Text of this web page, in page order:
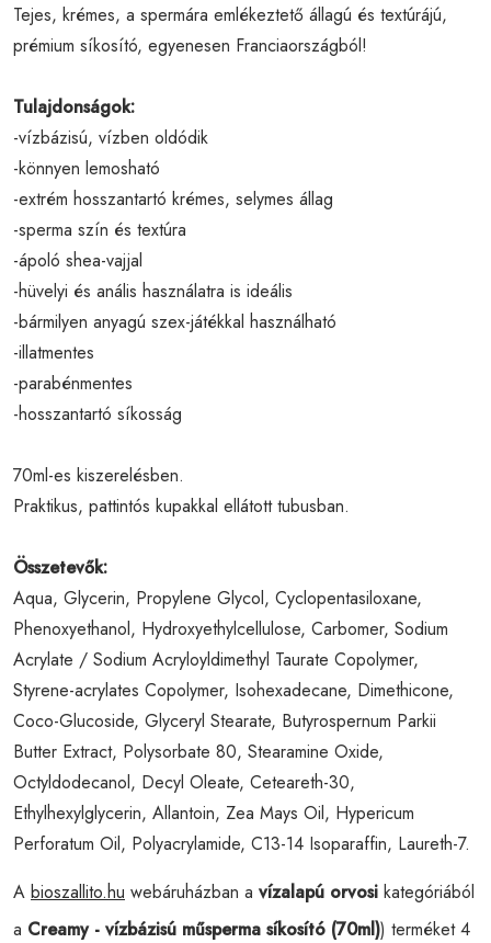
Tejes, krémes, a spermára emlékeztető állagú és textúrájú,
prémium síkosító, egyenesen Franciaországból!
Tulajdonságok:
-vízbázisú, vízben oldódik
-könnyen lemosható
-extrém hosszantartó krémes, selymes állag
-sperma szín és textúra
-ápoló shea-vajjal
-hüvelyi és anális használatra is ideális
-bármilyen anyagú szex-játékkal használható
-illatmentes
-parabénmentes
-hosszantartó síkosság
70ml-es kiszerelésben.
Praktikus, pattintós kupakkal ellátott tubusban.
Összetevők:
Aqua, Glycerin, Propylene Glycol, Cyclopentasiloxane,
Phenoxyethanol, Hydroxyethylcellulose, Carbomer, Sodium
Acrylate / Sodium Acryloyldimethyl Taurate Copolymer,
Styrene-acrylates Copolymer, Isohexadecane, Dimethicone,
Coco-Glucoside, Glyceryl Stearate, Butyrospernum Parkii
Butter Extract, Polysorbate 80, Stearamine Oxide,
Octyldodecanol, Decyl Oleate, Ceteareth-30,
Ethylhexylglycerin, Allantoin, Zea Mays Oil, Hypericum
Perforatum Oil, Polyacrylamide, C13-14 Isoparaffin, Laureth-7.
A bioszallito.hu webáruházban a vízalapú orvosi kategóriából
a Creamy - vízbázisú műsperma síkosító (70ml)) terméket 4